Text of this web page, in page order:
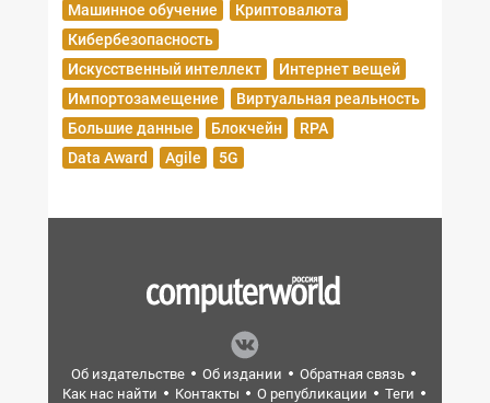
Машинное обучение
Криптовалюта
Кибербезопасность
Искусственный интеллект
Интернет вещей
Импортозамещение
Виртуальная реальность
Большие данные
Блокчейн
RPA
Data Award
Agile 5G
Об издательстве Об издании
Обратная связь
Как нас найти
Контакты О републикации
Теги